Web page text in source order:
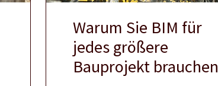
Warum Sie BIM für
jedes größere
Bauprojekt brauchen